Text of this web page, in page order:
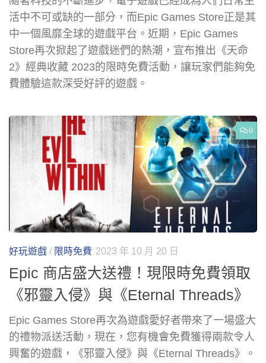
活中不可或缺的一部分，而Epic Games Store正是其
中一個風靡全球的遊戲平台。近期，Epic Games
Store再次掀起了遊戲迷們的熱潮，宣布推出《天命
2》經典收藏 2023的限時免費活動，讓玩家們能夠免
費體驗這款深受好評的遊戲。
0
好玩遊戲 / 限時免費 2023 年 10 月 20 日
Epic 商店盛大送禮！現限時免費領取
《邪靈入侵》與《Eternal Threads》
Epic Games Store再次為遊戲愛好者帶來了一場盛大
的禮物派送活動，現在，您有機會免費獲得兩款令人
興奮的遊戲，《邪靈入侵》與《Eternal Threads》。